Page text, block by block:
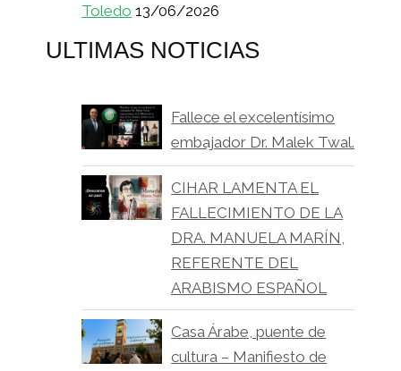
Toledo 13/06/2026
ULTIMAS NOTICIAS
Fallece el excelentísimo
embajador Dr. Malek Twal.
CIHAR LAMENTA EL
FALLECIMIENTO DE LA
DRA. MANUELA MARÍN,
REFERENTE DEL
ARABISMO ESPAÑOL
Casa Árabe, puente de
cultura – Manifiesto de